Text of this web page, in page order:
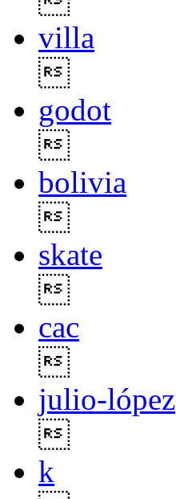
villa
godot
bolivia
skate
cac
julio-lópez
k